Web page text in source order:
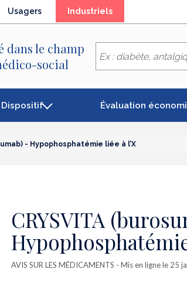
Usagers Industriels(élément
dans le champ
social
Dispositif Évaluation
- Hypophosphatémie liée à l’X
CRYSVITA
AVIS SUR LES MÉDICAMENTS - Mis en ligne le 25